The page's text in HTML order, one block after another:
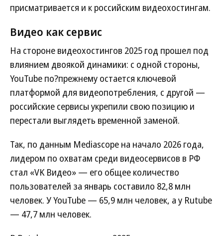
присматривается и к российским видеохостингам.
Видео как сервис
На стороне видеохостингов 2025 год прошел под
влиянием двоякой динамики: с одной стороны,
YouTube по?прежнему остается ключевой
платформой для видеопотребления, с другой —
российские сервисы укрепили свою позицию и
перестали выглядеть временной заменой.
Так, по данным Mediascope на начало 2026 года,
лидером по охватам среди видеосервисов в РФ
стал «VK Видео» — его общее количество
пользователей за январь составило 82,8 млн
человек. У YouTube — 65,9 млн человек, а у Rutube
— 47,7 млн человек.